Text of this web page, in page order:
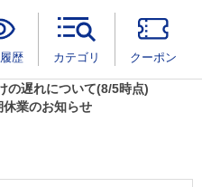
歴 カテゴリ クーポン
の遅れについて(8/5時点)
業のお知らせ